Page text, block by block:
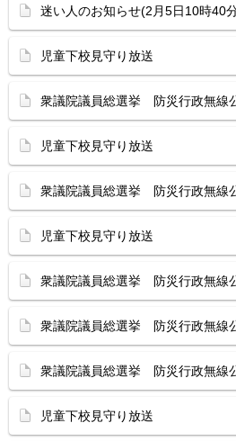
迷い人のお知らせ(2月5日10時40
児童下校見守り放送
衆議院議員総選挙 防災行政無線
児童下校見守り放送
衆議院議員総選挙 防災行政無線
児童下校見守り放送
衆議院議員総選挙 防災行政無線
衆議院議員総選挙 防災行政無線
衆議院議員総選挙 防災行政無線
児童下校見守り放送